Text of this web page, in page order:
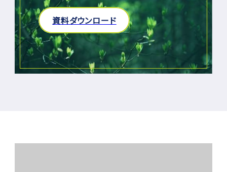
資料ダウンロード